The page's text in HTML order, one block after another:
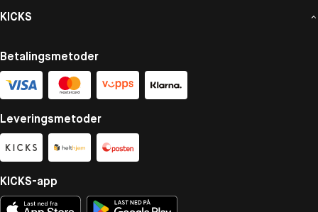
KICKS
Betalingsmetoder
Leveringsmetoder
KICKS-app